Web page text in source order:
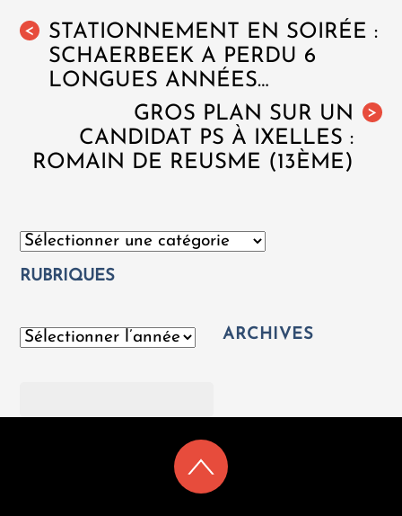
<
STATIONNEMENT EN SOIRÉE :
SCHAERBEEK A PERDU 6
LONGUES ANNÉES…
>
GROS PLAN SUR UN
CANDIDAT PS À IXELLES :
ROMAIN DE REUSME (13ÈME)
Catégories
RUBRIQUES
Archives ARCHIVES